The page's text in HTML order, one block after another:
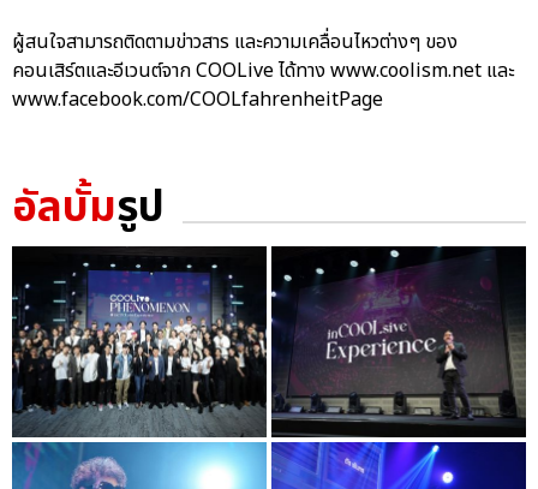
ผู้สนใจสามารถติดตามข่าวสาร และความเคลื่อนไหวต่างๆ ของ
คอนเสิร์ตและอีเวนต์จาก COOLive ได้ทาง www.coolism.net และ
www.facebook.com/COOLfahrenheitPage
อัลบั้มรูป